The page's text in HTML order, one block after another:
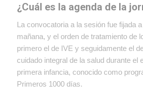
¿Cuál es la agenda de la
La convocatoria a la sesión fue fijada
mañana, y el orden de tratamiento de
primero el de IVE y seguidamente el
cuidado integral de la salud durante el
primera infancia, conocido como
Primeros 1000 días.